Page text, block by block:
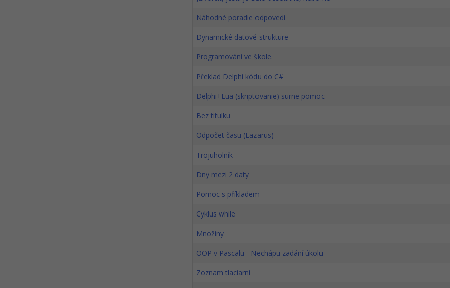
Náhodné poradie odpovedí
Dynamické datové strukture
Programování ve škole.
Překlad Delphi kódu do C#
Delphi+Lua (skriptovanie) surne pomoc
Bez titulku
Odpočet času (Lazarus)
Trojuholník
Dny mezi 2 daty
Pomoc s příkladem
Cyklus while
Množiny
OOP v Pascalu - Nechápu zadání úkolu
Zoznam tlaciarni